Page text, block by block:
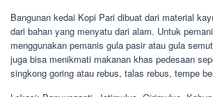
Bangunan kedai Kopi Pari dibuat dari material
dari bahan yang menyatu dari alam. Untuk
menggunakan pemanis gula pasir atau gula
juga bisa menikmati makanan khas pedesaan
singkong goring atau rebus, talas rebus, tempe